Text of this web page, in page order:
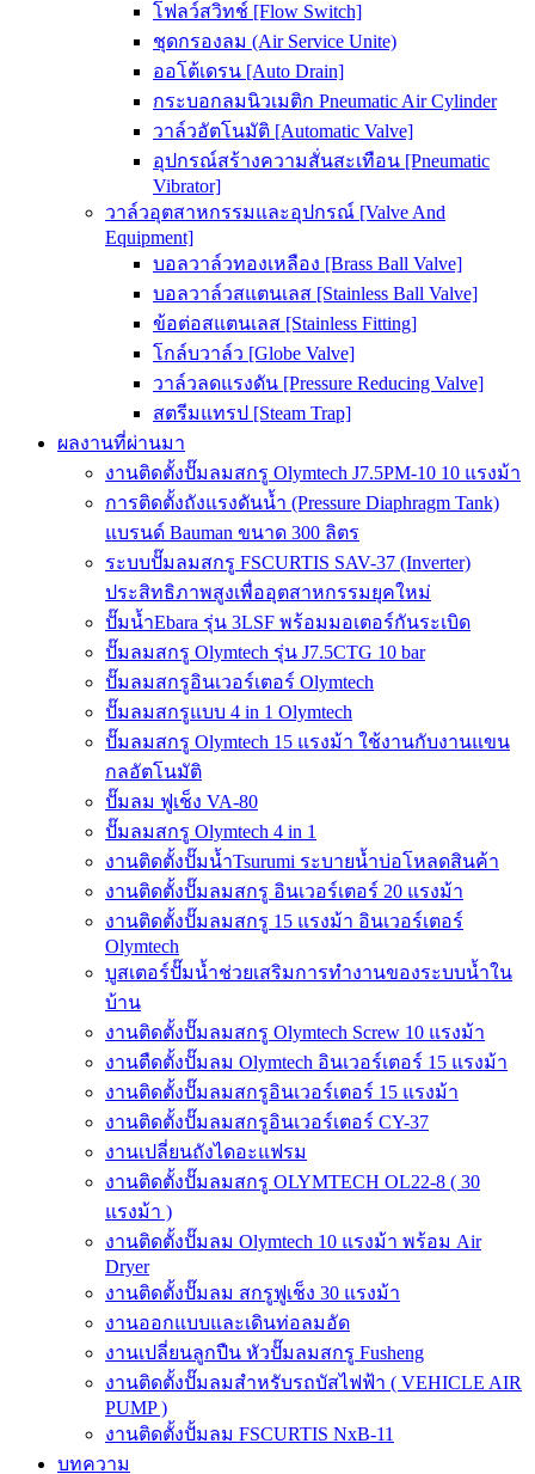
โฟลว์สวิทช์ [Flow Switch]
ชุดกรองลม (Air Service Unite)
ออโต้เดรน [Auto Drain]
กระบอกลมนิวเมติก Pneumatic Air Cylinder
วาล์วอัตโนมัติ [Automatic Valve]
อุปกรณ์สร้างความสั่นสะเทือน [Pneumatic
Vibrator]
วาล์วอุตสาหกรรมและอุปกรณ์ [Valve And
Equipment]
บอลวาล์วทองเหลือง [Brass Ball Valve]
บอลวาล์วสแตนเลส [Stainless Ball Valve]
ข้อต่อสแตนเลส [Stainless Fitting]
โกล์บวาล์ว [Globe Valve]
วาล์วลดแรงดัน [Pressure Reducing Valve]
สตรีมแทรป [Steam Trap]
ผลงานที่ผ่านมา
งานติดตั้งปั๊มลมสกรู Olymtech J7.5PM-10 10 แรงม้า
การติดตั้งถังแรงดันน้ำ (Pressure Diaphragm Tank)
แบรนด์ Bauman ขนาด 300 ลิตร
ระบบปั๊มลมสกรู FSCURTIS SAV-37 (Inverter)
ประสิทธิภาพสูงเพื่ออุตสาหกรรมยุคใหม่
ปั๊มน้ำEbara รุ่น 3LSF พร้อมมอเตอร์กันระเบิด
ปั๊มลมสกรู Olymtech รุ่น J7.5CTG 10 bar
ปั๊มลมสกรูอินเวอร์เตอร์ Olymtech
ปั๊มลมสกรูแบบ 4 in 1 Olymtech
ปั๊มลมสกรู Olymtech 15 แรงม้า ใช้งานกับงานแขน
กลอัตโนมัติ
ปั๊มลม ฟูเช็ง VA-80
ปั๊มลมสกรู Olymtech 4 in 1
งานติดตั้งปั๊มน้ำTsurumi ระบายน้ำบ่อโหลดสินค้า
งานติดตั้งปั๊มลมสกรู อินเวอร์เตอร์ 20 แรงม้า
งานติดตั้งปั๊มลมสกรู 15 แรงม้า อินเวอร์เตอร์
Olymtech
บูสเตอร์ปั๊มน้ำช่วยเสริมการทำงานของระบบน้ำใน
บ้าน
งานติดตั้งปั๊มลมสกรู Olymtech Screw 10 แรงม้า
งานตืดตั้งปั๊มลม Olymtech อินเวอร์เตอร์ 15 แรงม้า
งานติดตั้งปั๊มลมสกรูอินเวอร์เตอร์ 15 แรงม้า
งานติดตั้งปั๊มลมสกรูอินเวอร์เตอร์ CY-37
งานเปลี่ยนถังไดอะแฟรม
งานติดตั้งปั๊มลมสกรู OLYMTECH OL22-8 ( 30
แรงม้า )
งานติดตั้งปั๊มลม Olymtech 10 แรงม้า พร้อม Air
Dryer
งานติดตั้งปั๊มลม สกรูฟูเช็ง 30 แรงม้า
งานออกแบบและเดินท่อลมอัด
งานเปลี่ยนลูกปืน หัวปั๊มลมสกรู Fusheng
งานติดตั้งปั๊มลมสำหรับรถบัสไฟฟ้า ( VEHICLE AIR
PUMP )
งานติดตั้งปั้มลม FSCURTIS NxB-11
บทความ